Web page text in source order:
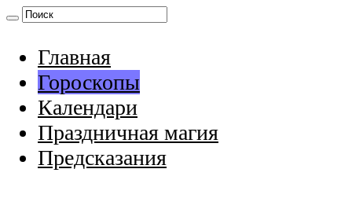
Главная
Гороскопы
Календари
Праздничная магия
Предсказания